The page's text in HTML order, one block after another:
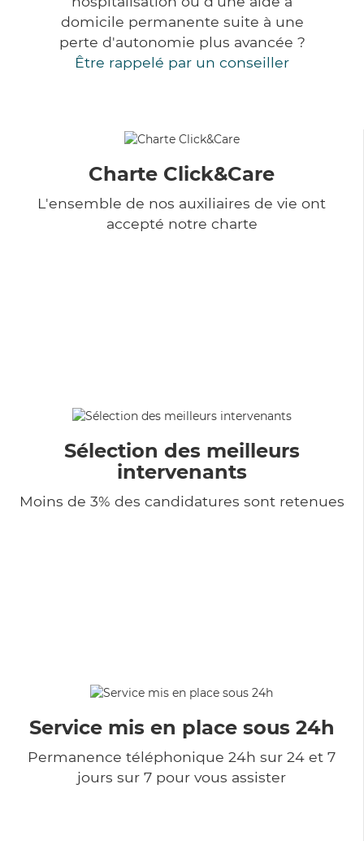
domicile permanente suite à une
perte d'autonomie plus avancée ?
Être rappelé par un conseiller
Charte Click&Care
L'ensemble de nos auxiliaires de vie ont
accepté notre charte
Sélection des meilleurs
intervenants
Moins de 3% des candidatures sont retenues
Service mis en place sous 24h
Permanence téléphonique 24h sur 24 et 7
jours sur 7 pour vous assister